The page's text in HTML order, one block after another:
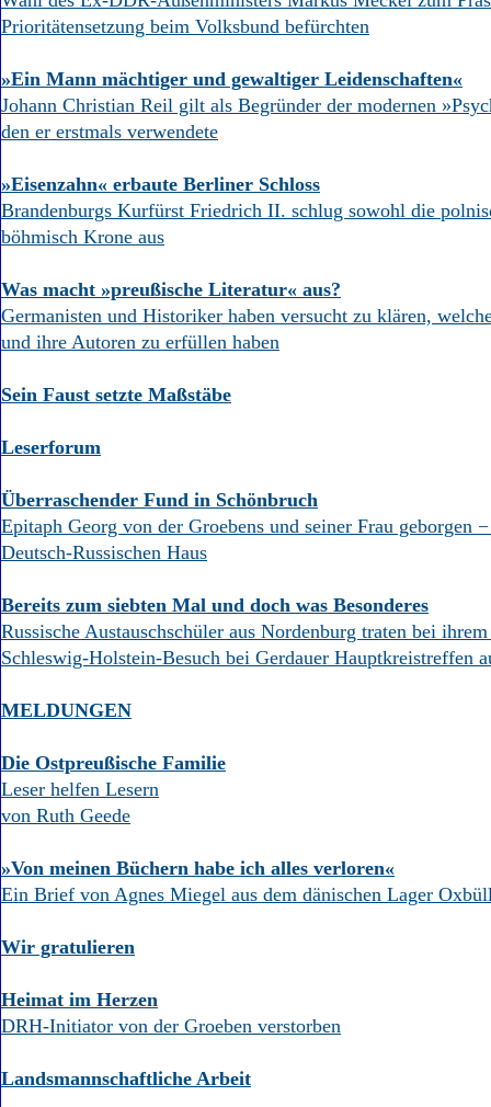
Prioritätensetzung beim Volksbund befürchten
»Ein Mann mächtiger und gewaltiger Leidenschaften«
Johann Christian Reil gilt als Begründer der modernen
den er erstmals verwendete
»Eisenzahn« erbaute Berliner Schloss
Brandenburgs Kurfürst Friedrich II. schlug sowohl die
böhmisch Krone aus
Was macht »preußische Literatur« aus?
Germanisten und Historiker haben versucht zu klären,
und ihre Autoren zu erfüllen haben
Sein Faust setzte Maßstäbe
Leserforum
Überraschender Fund in Schönbruch
Epitaph Georg von der Groebens und seiner Frau geborgen
Deutsch-Russischen Haus
Bereits zum siebten Mal und doch was Besonderes
Russische Austauschschüler aus Nordenburg traten bei
Schleswig-Holstein-Besuch bei Gerdauer Hauptkreistreffen
MELDUNGEN
Die Ostpreußische Familie
Leser helfen Lesern
von Ruth Geede
»Von meinen Büchern habe ich alles verloren«
Ein Brief von Agnes Miegel aus dem dänischen Lager
Wir gratulieren
Heimat im Herzen
DRH-Initiator von der Groeben verstorben
Landsmannschaftliche Arbeit